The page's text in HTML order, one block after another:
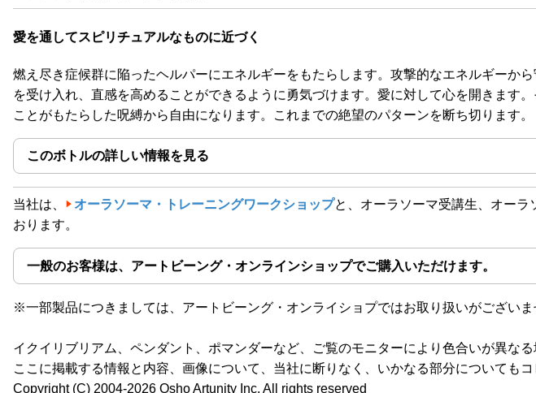
愛を通してスピリチュアルなものに近づく
燃え尽き症候群に陥ったヘルパーにエネルギーをもたらします。攻撃的なエネルギーか
を受け入れ、直感を高めることができるように勇気づけます。愛に対して心を開きます
ことがもたらした呪縛から自由になります。これまでの絶望のパターンを断ち切ります。
このボトルの詳しい情報を見る
当社は、 オーラソーマ・トレーニングワークショップと、オーラソーマ受講生、オーラ
おります。
一般のお客様は、アートビーング・オンラインショップでご購入いただけます。
※一部製品につきましては、アートビーング・オンライショプではお取り扱いがございま
イクイリブリアム、ペンダント、ポマンダーなど、ご覧のモニターにより色合いが異なる
ここに掲載する情報と内容、画像について、当社に断りなく、いかなる部分についても
Copyright (C) 2004-2026 Osho Artunity Inc. All rights reserved